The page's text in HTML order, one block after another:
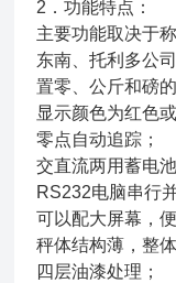
2．功能特点：
主要功能取决于
东南、托利多公
置零、公斤和磅的
显示颜色为红色
零点自动追踪；
交直流两用蓄电
RS232电脑串行
可以配大屏幕，
秤体结构薄，整
四层油漆处理；